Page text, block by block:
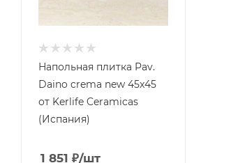
Напольная плитка Pav.
Daino crema new 45x45
от Kerlife Ceramicas
(Испания)
1 851 ₽/шт